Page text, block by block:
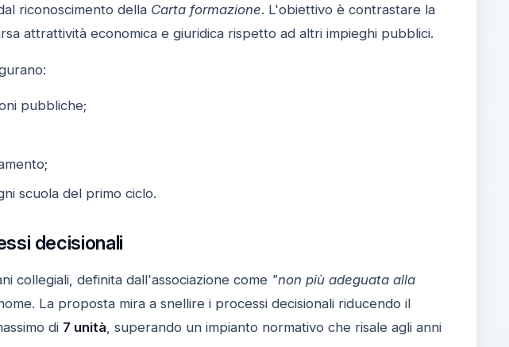
riconoscimento della Carta formazione. L'obiettivo è contrastare la
attrattività economica e giuridica rispetto ad altri impieghi pubblici.
pubbliche;
scuola del primo ciclo.
decisionali
collegiali, definita dall'associazione come "non più adeguata alla
La proposta mira a snellire i processi decisionali riducendo il
di 7 unità , superando un impianto normativo che risale agli anni